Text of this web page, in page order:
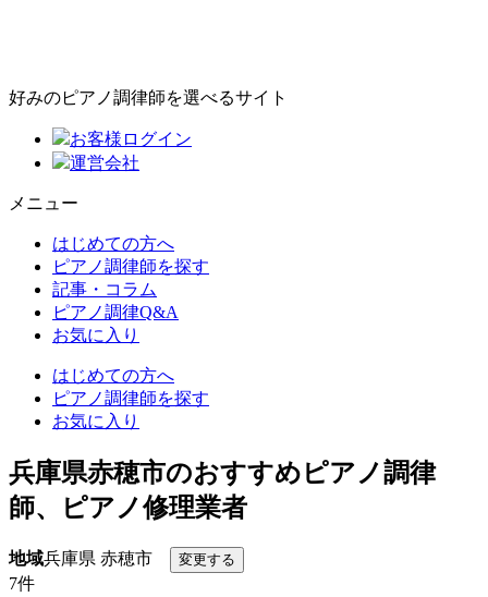
好みのピアノ調律師を選べるサイト
お客様ログイン
運営会社
メニュー
はじめての方へ
ピアノ調律師を探す
記事・コラム
ピアノ調律Q&A
お気に入り
はじめての方へ
ピアノ調律師を探す
お気に入り
兵庫県赤穂市のおすすめピアノ調律
師、ピアノ修理業者
地域兵庫県 赤穂市
7件